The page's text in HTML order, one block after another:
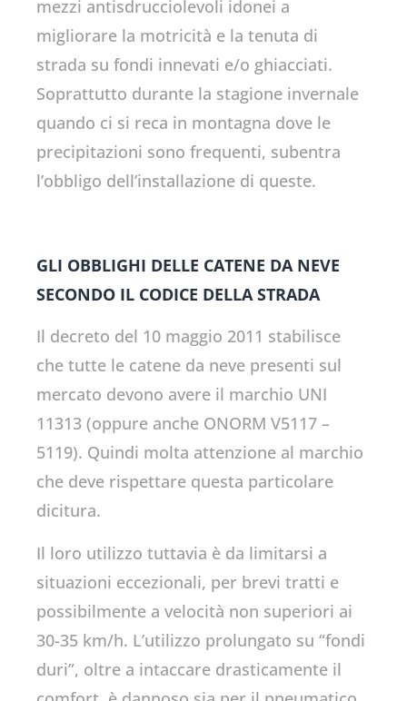
mezzi antisdrucciolevoli idonei a
migliorare la motricità e la tenuta di
strada su fondi innevati e/o ghiacciati.
Soprattutto durante la stagione invernale
quando ci si reca in montagna dove le
precipitazioni sono frequenti, subentra
l’obbligo dell’installazione di queste.
GLI OBBLIGHI DELLE CATENE DA NEVE
SECONDO IL CODICE DELLA STRADA
Il decreto del 10 maggio 2011 stabilisce
che tutte le catene da neve presenti sul
mercato devono avere il marchio UNI
11313 (oppure anche ONORM V5117 –
5119). Quindi molta attenzione al marchio
che deve rispettare questa particolare
dicitura.
Il loro utilizzo tuttavia è da limitarsi a
situazioni eccezionali, per brevi tratti e
possibilmente a velocità non superiori ai
30-35 km/h. L’utilizzo prolungato su “fondi
duri”, oltre a intaccare drasticamente il